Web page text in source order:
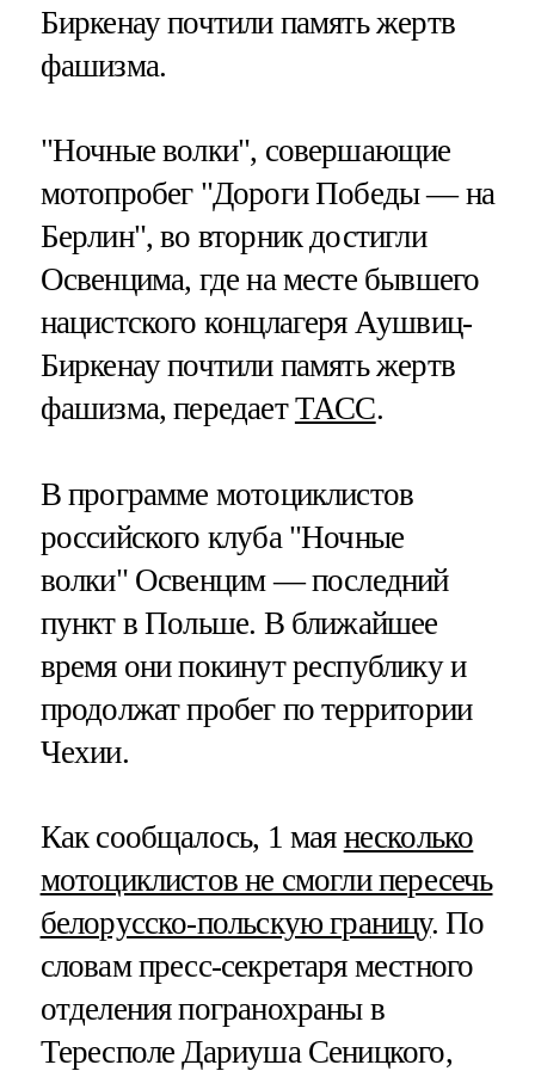
Биркенау почтили память жертв
фашизма.
"Ночные волки", совершающие
мотопробег "Дороги Победы — на
Берлин", во вторник достигли
Освенцима, где на месте бывшего
нацистского концлагеря Аушвиц-
Биркенау почтили память жертв
фашизма, передаетТАСС.
В программе мотоциклистов
российского клуба "Ночные
волки" Освенцим — последний
пункт в Польше. В ближайшее
время они покинут республику и
продолжат пробег по территории
Чехии.
Как сообщалось, 1 мая несколько
мотоциклистов не смогли пересечь
белорусско-польскую границу. По
словам пресс-секретаря местного
отделения погранохраны в
Тересполе Дариуша Сеницкого,